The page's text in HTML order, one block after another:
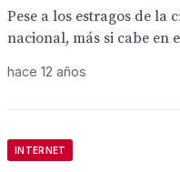
Pese a los estragos de la
nacional, más si cabe en
hace 12 años
INTERNET